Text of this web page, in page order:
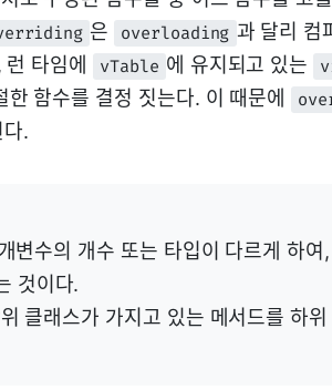
은 overloading 과 달리 컴
타임에
vTable 에 유지되고 있는
함수를 결정 짓는다. 이 때문에
.
변수의 개수 또는 타입이 다르게 하여
것이다.
클래스가 가지고 있는 메서드를 하